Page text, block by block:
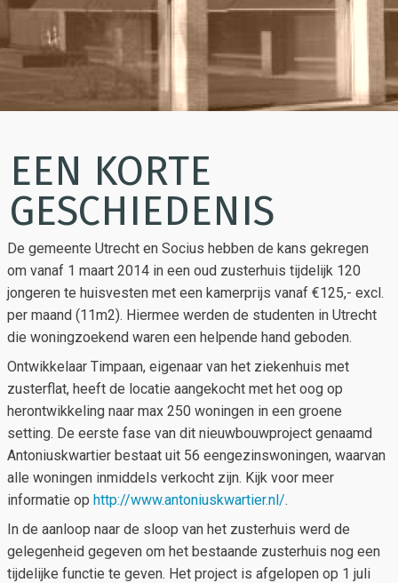
EEN KORTE
GESCHIEDENIS
De gemeente Utrecht en Socius hebben de kans gekregen
om vanaf 1 maart 2014 in een oud zusterhuis tijdelijk 120
jongeren te huisvesten met een kamerprijs vanaf €125,- excl.
per maand (11m2). Hiermee werden de studenten in Utrecht
die woningzoekend waren een helpende hand geboden.
Ontwikkelaar Timpaan, eigenaar van het ziekenhuis met
zusterflat, heeft de locatie aangekocht met het oog op
herontwikkeling naar max 250 woningen in een groene
setting. De eerste fase van dit nieuwbouwproject genaamd
Antoniuskwartier bestaat uit 56 eengezinswoningen, waarvan
alle woningen inmiddels verkocht zijn. Kijk voor meer
informatie op http://www.antoniuskwartier.nl/.
In de aanloop naar de sloop van het zusterhuis werd de
gelegenheid gegeven om het bestaande zusterhuis nog een
tijdelijke functie te geven. Het project is afgelopen op 1 juli